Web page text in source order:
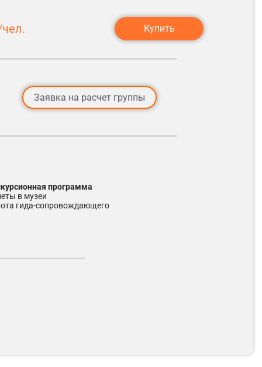
Купить
Заявка на расчет группы
программа
в музеи
гида-сопровождающего